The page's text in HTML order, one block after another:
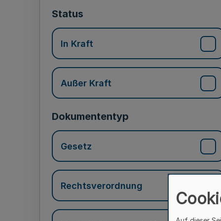
Status
In Kraft
Außer Kraft
Dokumententyp
Gesetz
Rechtsverordnung